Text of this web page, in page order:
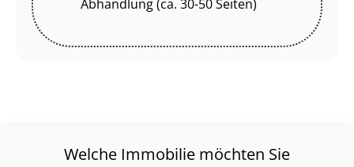
Abhandlung (ca. 30-50 Seiten)
Welche Immobilie möchten Sie